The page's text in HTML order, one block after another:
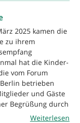
2025 kamen die
zu ihrem
hat die Kinder-
vom Forum
betrieben
und Gäste
Begrüßung durch
Weiterlesen